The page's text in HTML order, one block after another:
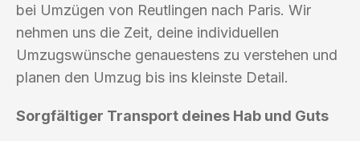
bei Umzügen von Reutlingen nach Paris. Wir
nehmen uns die Zeit, deine individuellen
Umzugswünsche genauestens zu verstehen und
planen den Umzug bis ins kleinste Detail.
Sorgfältiger Transport deines Hab und Guts